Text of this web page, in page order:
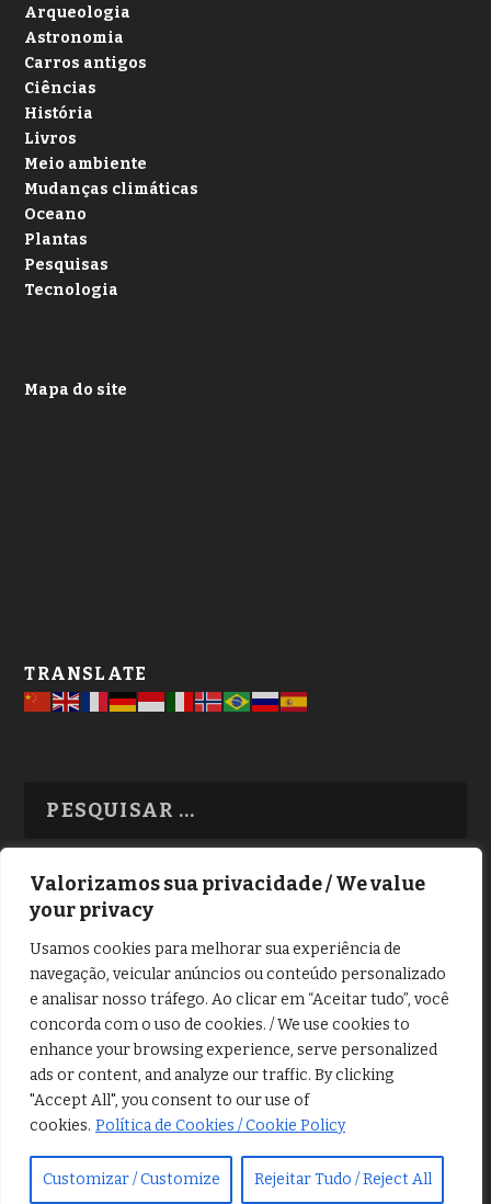
Valorizamos sua privacidade / We value
your privacy
Usamos cookies para melhorar sua experiência de
navegação, veicular anúncios ou conteúdo personalizado
e analisar nosso tráfego. Ao clicar em “Aceitar tudo”, você
concorda com o uso de cookies. / We use cookies to
enhance your browsing experience, serve personalized
ads or content, and analyze our traffic. By clicking
"Accept All", you consent to our use of
cookies. Política de Cookies / Cookie Policy
Customizar / Customize Rejeitar Tudo / Reject All
Arqueologia
Astronomia
Carros antigos
Ciências
História
Livros
Meio ambiente
Mudanças climáticas
Oceano
Plantas
Pesquisas
Tecnologia
Mapa do site
TRANSLATE
TODAS OS ASSUNTOS
Copyright © Alô Tatuapé 2013 / 2026
Desenvolvido por ALOSP MKT DIGITAL